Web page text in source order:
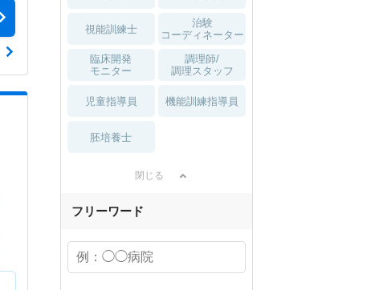
視能訓練士
治験
コーディネーター
臨床開発
モニター
調理師/
調理スタッフ
児童指導員 機能訓練指導員
胚培養士
閉じる
フリーワード